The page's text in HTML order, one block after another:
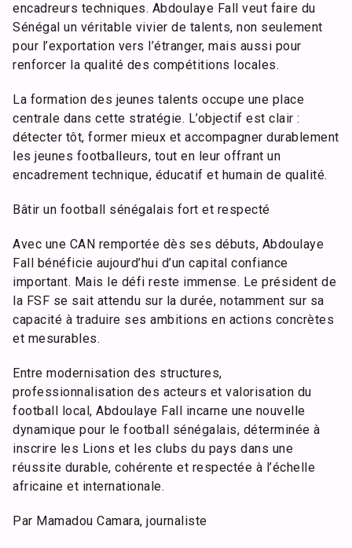
encadreurs techniques. Abdoulaye Fall veut faire du
Sénégal un véritable vivier de talents, non seulement
pour l’exportation vers l’étranger, mais aussi pour
renforcer la qualité des compétitions locales.
La formation des jeunes talents occupe une place
centrale dans cette stratégie. L’objectif est clair :
détecter tôt, former mieux et accompagner durablement
les jeunes footballeurs, tout en leur offrant un
encadrement technique, éducatif et humain de qualité.
Bâtir un football sénégalais fort et respecté
Avec une CAN remportée dès ses débuts, Abdoulaye
Fall bénéficie aujourd’hui d’un capital confiance
important. Mais le défi reste immense. Le président de
la FSF se sait attendu sur la durée, notamment sur sa
capacité à traduire ses ambitions en actions concrètes
et mesurables.
Entre modernisation des structures,
professionnalisation des acteurs et valorisation du
football local, Abdoulaye Fall incarne une nouvelle
dynamique pour le football sénégalais, déterminée à
inscrire les Lions et les clubs du pays dans une
réussite durable, cohérente et respectée à l’échelle
africaine et internationale.
Par Mamadou Camara, journaliste